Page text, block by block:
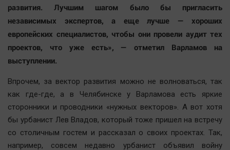
развития. Лучшим шагом было бы пригласить
независимых экспертов, а еще лучше — хороших
европейских специалистов, чтобы они провели аудит тех
проектов, что уже есть», — отметил Варламов на
выступлении.
Впрочем, за вектор развития можно не волноваться, так
как где-где, а в Челябинске у Варламова есть яркие
сторонники и проводники «нужных векторов». А вот хотя
бы урбанист Лев Владов, который тоже пришел на встречу
со столичным гостем и рассказал о своих проектах. Так,
например, совсем недавно урбанист объявил войну